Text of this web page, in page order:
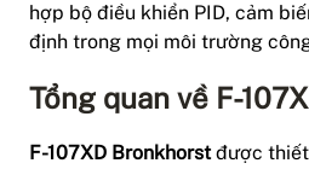
hợp bộ điều khiển PID, cảm
định trong mọi môi trường
Tổng quan về F-
F-107XD Bronkhorstđược thiết